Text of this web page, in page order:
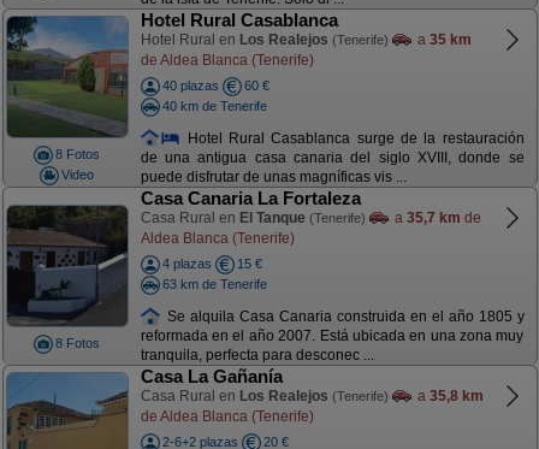
8 Fotos
Video
Hotel Rural Casablanca
Hotel Rural en Los Realejos (Tenerife) a 35 km
de Aldea Blanca (Tenerife)
40 plazas
60 €
40 km de Tenerife
Hotel Rural Casablanca surge de la restauración
de una antigua casa canaria del siglo XVIII, donde se
puede disfrutar de unas magníficas vis ...
8 Fotos
Casa Canaria La Fortaleza
Casa Rural en El Tanque (Tenerife) a 35,7 km de
Aldea Blanca (Tenerife)
4 plazas
15 €
63 km de Tenerife
Se alquila Casa Canaria construida en el año 1805 y
reformada en el año 2007. Está ubicada en una zona muy
tranquila, perfecta para desconec ...
Casa La Gañanía
Casa Rural en Los Realejos (Tenerife) a 35,8 km
de Aldea Blanca (Tenerife)
2-6+2 plazas
20 €